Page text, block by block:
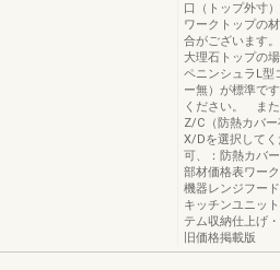
口（トップ外寸
ワークトップの
合がございます
大理石トップの
ペニンシュラL型
ー無）が標準で
ください。 ま
Z/C（防熱カバ
X/Dを選択して
可、：防熱カバ
部材価格表ワー
機器レンジフー
キッチンユニッ
テム収納仕上げ
旧価格掲載版